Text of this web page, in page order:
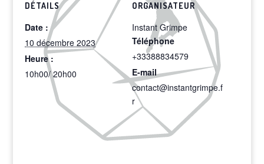
DÉTAILS
Date :
10 décembre 2023
Heure :
10h00/ 20h00
ORGANISATEUR
Instant Grimpe
Téléphone
+33388834579
E-mail
contact@instantgrimpe.f
r